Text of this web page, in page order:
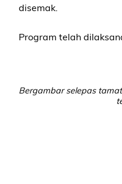
disemak.
Program telah
Bergambar selepas